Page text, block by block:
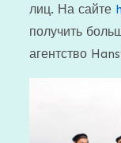
лиц. На сайте
получить
агентство